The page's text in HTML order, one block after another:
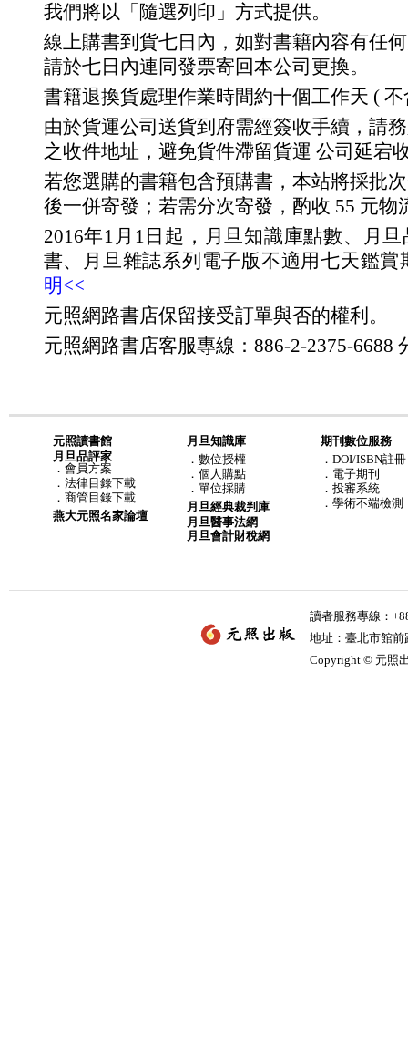
我們將以「隨選列印」方式提供。
線上購書到貨七日內，如對書籍內容有任
請於七日內連同發票寄回本公司更換。
書籍退換貨處理作業時間約十個工作天 (
由於貨運公司送貨到府需經簽收手續，請
之收件地址，避免貨件滯留貨運 公司延宕
若您選購的書籍包含預購書，本站將採批
後一併寄發；若需分次寄發，酌收 55 元物
2016年1月1日起，月旦知識庫點數、月
書、月旦雜誌系列電子版不適用七天鑑賞
明<<
元照網路書店保留接受訂單與否的權利。
元照網路書店客服專線：886-2-2375-6688
元照讀書館
月旦品評家
． 會員方案
． 法律目錄下載
． 商管目錄下載
燕大元照名家論壇
月旦知識庫
． 數位授權
． 個人購點
． 單位採購
月旦經典裁判庫
月旦醫事法網
月旦會計財稅網
期刊數位服務
．DOI/ISBN註冊
．電子期刊
．投審系統
．學術不端檢測
讀者服務專線：
地址：臺北市館
Copyright © 元照